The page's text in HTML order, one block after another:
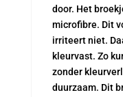
door. Het
microfibre. Dit
irriteert niet.
kleurvast. Zo
zonder
duurzaam. Dit